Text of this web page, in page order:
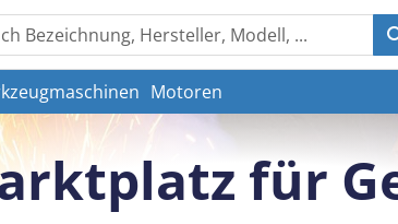
Motoren
für